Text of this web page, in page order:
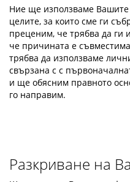
Ние ще използваме
целите, за които сме ги
преценим, че трябва да ги
че причината е
трябва да използваме
свързана с с
и ще обясним правното
го направим.
Разкриване на